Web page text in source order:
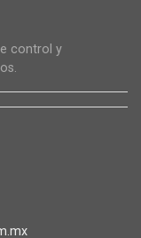
control y